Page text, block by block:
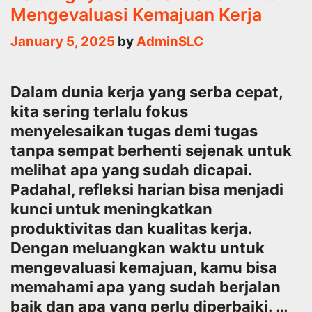
Mengevaluasi Kemajuan Kerja
January 5, 2025 by AdminSLC
Dalam dunia kerja yang serba cepat,
kita sering terlalu fokus
menyelesaikan tugas demi tugas
tanpa sempat berhenti sejenak untuk
melihat apa yang sudah dicapai.
Padahal, refleksi harian bisa menjadi
kunci untuk meningkatkan
produktivitas dan kualitas kerja.
Dengan meluangkan waktu untuk
mengevaluasi kemajuan, kamu bisa
memahami apa yang sudah berjalan
baik dan apa yang perlu diperbaiki. …